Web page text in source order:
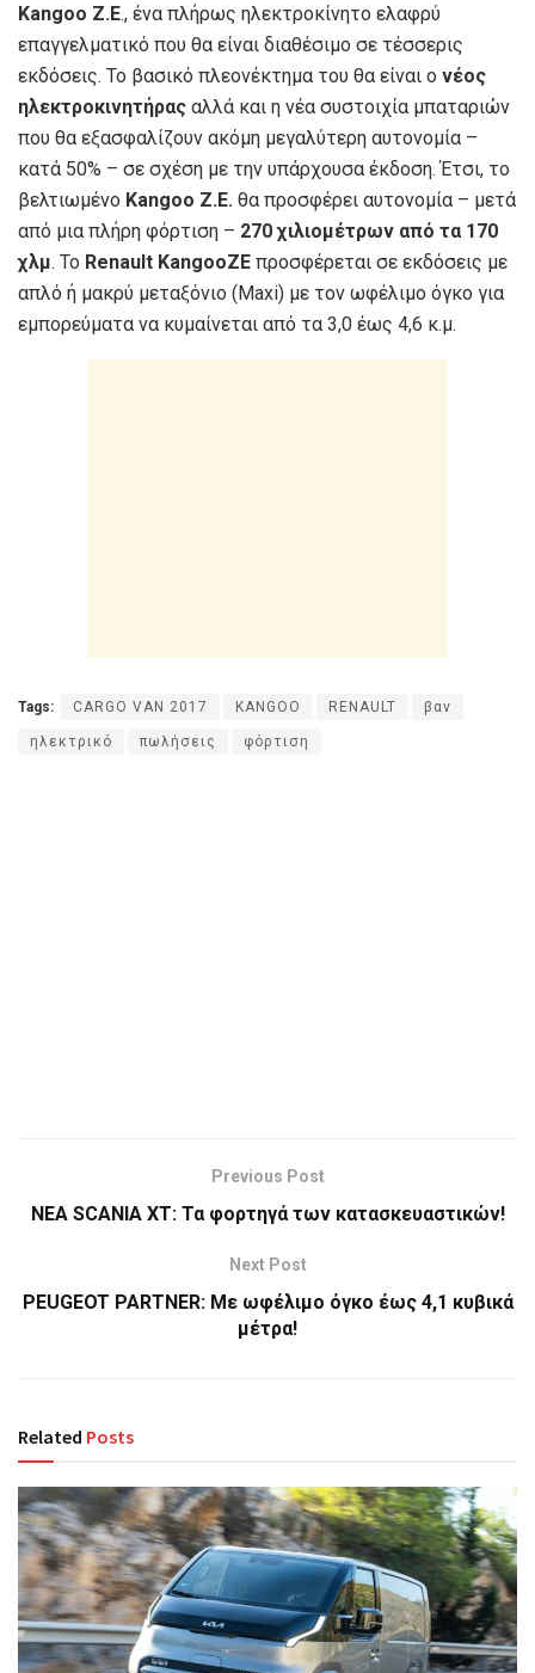
Kangoo Ζ.Ε., ένα πλήρως ηλεκτροκίνητο ελαφρύ
επαγγελματικό που θα είναι διαθέσιμο σε τέσσερις
εκδόσεις. Το βασικό πλεονέκτημα του θα είναι ο νέος
ηλεκτροκινητήρας αλλά και η νέα συστοιχία μπαταριών
που θα εξασφαλίζουν ακόμη μεγαλύτερη αυτονομία –
κατά 50% – σε σχέση με την υπάρχουσα έκδοση. Έτσι, το
βελτιωμένο Kangoo Z.E. θα προσφέρει αυτονομία – μετά
από μια πλήρη φόρτιση – 270 χιλιομέτρων από τα 170
χλμ. To Renault KangooΖΕ προσφέρεται σε εκδόσεις µε
απλό ή µακρύ µεταξόνιο (Maxi) µε τον ωφέλιµο όγκο για
εµπορεύµατα να κυµαίνεται από τα 3,0 έως 4,6 κ.µ.
Tags: CARGO VAN 2017 KANGOO RENAULT βαν
ηλεκτρικό πωλήσεις φόρτιση
Previous Post
ΝΕΑ SCANIA XT: Τα φορτηγά των κατασκευαστικών!
Next Post
PEUGEOT PARTNER: Mε ωφέλιμο όγκο έως 4,1 κυβικά
μέτρα!
Related Posts